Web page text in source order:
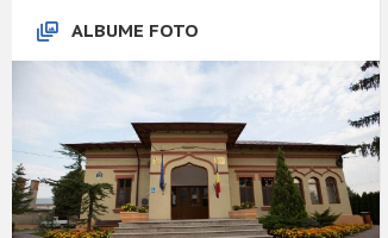
ALBUME FOTO